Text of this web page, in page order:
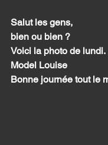
Salut les gens,
bien ou bien ?
Voici la photo de lundi.
Model Louise
Bonne journée tout le